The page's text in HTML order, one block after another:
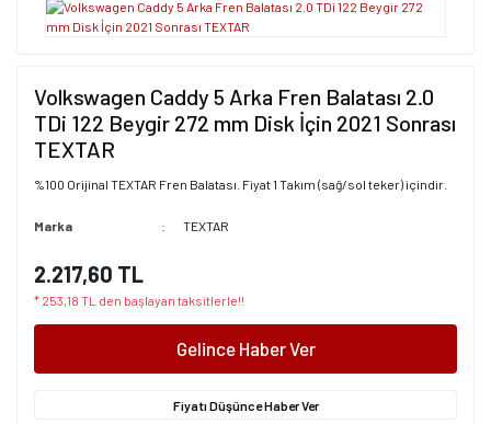
Volkswagen Caddy 5 Arka Fren Balatası 2.0
TDi 122 Beygir 272 mm Disk İçin 2021 Sonrası
TEXTAR
%100 Orijinal TEXTAR Fren Balatası. Fiyat 1 Takım (sağ/sol teker) içindir.
Marka TEXTAR
2.217,60 TL
* 253,18 TL den başlayan taksitlerle!!
Gelince Haber Ver
Fiyatı Düşünce Haber Ver